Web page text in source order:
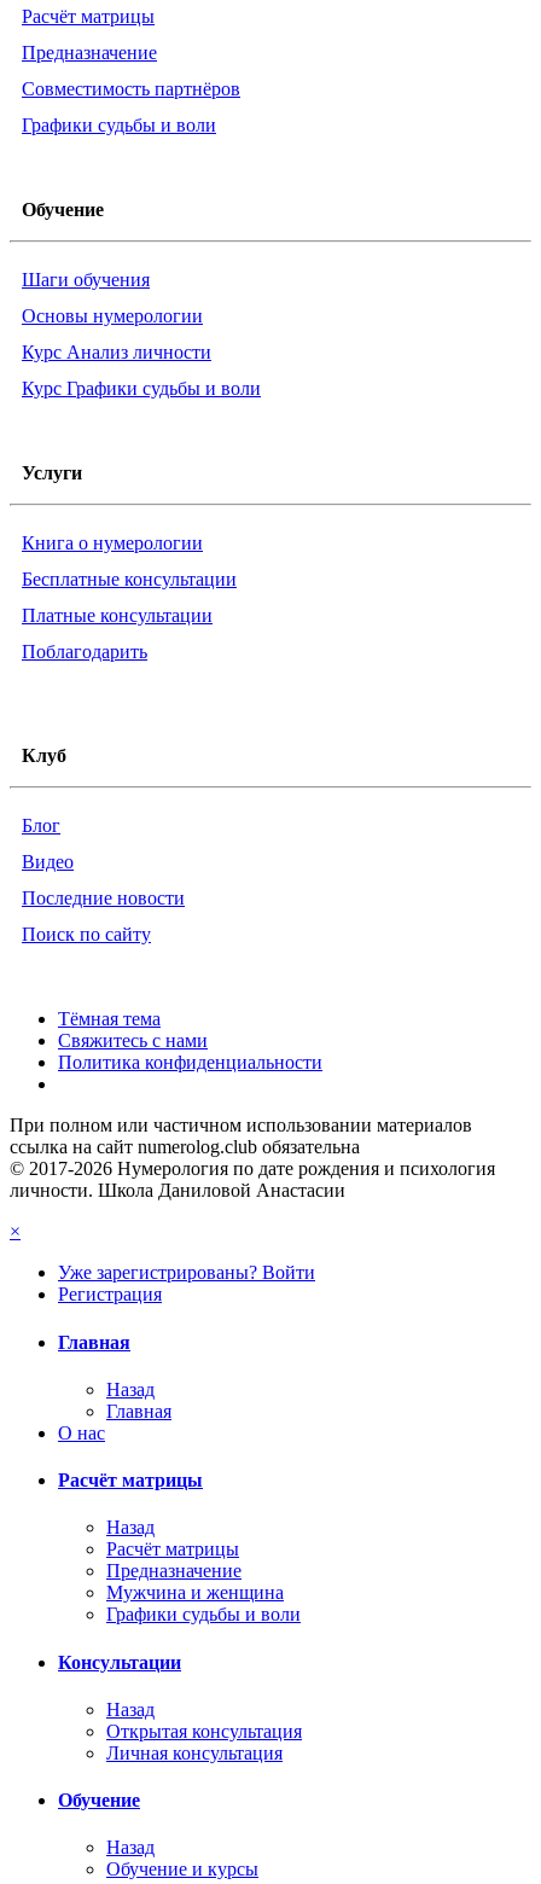
Расчёт матрицы
Предназначение
Совместимость партнёров
Графики судьбы и воли
Обучение
Шаги обучения
Основы нумерологии
Курс Анализ личности
Курс Графики судьбы и воли
Услуги
Книга о нумерологии
Бесплатные консультации
Платные консультации
Поблагодарить
Клуб
Блог
Видео
Последние новости
Поиск по сайту
Тёмная тема
Свяжитесь с нами
Политика конфиденциальности
При полном или частичном использовании материалов
ссылка на сайт numerolog.club обязательна
© 2017-2026 Нумерология по дате рождения и психология
личности. Школа Даниловой Анастасии
×
Уже зарегистрированы? Войти
Регистрация
Главная
Назад
Главная
О нас
Расчёт матрицы
Назад
Расчёт матрицы
Предназначение
Мужчина и женщина
Графики судьбы и воли
Консультации
Назад
Открытая консультация
Личная консультация
Обучение
Назад
Обучение и курсы